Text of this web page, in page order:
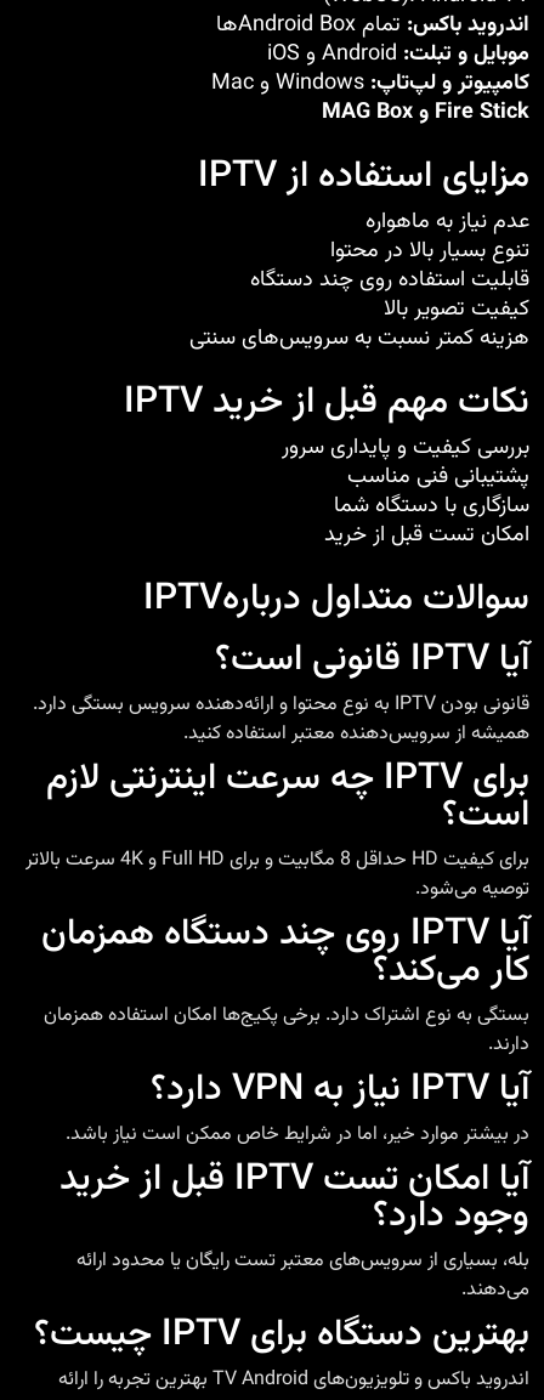
اندروید باکس: تمام Android Boxها
موبایل و تبلت:
کامپیوتر و لپ‌تاپ:
Fire Stick و MAG Box
مزایای استفاده از IPTV
عدم نیاز به ماهواره
تنوع بسیار بالا در محتوا
قابلیت استفاده روی چند دستگاه
کیفیت تصویر بالا
هزینه کمتر نسبت به سرویس‌های سنتی
نکات مهم قبل از خرید IPTV
بررسی کیفیت و پایداری سرور
پشتیبانی فنی مناسب
سازگاری با دستگاه شما
امکان تست قبل از خرید
سوالات متداول دربارهIPTV
آیا IPTV قانونی است؟
قانونی بودن IPTV به نوع محتوا و ارائه‌دهنده سرویس بستگی دارد.
همیشه از سرویس‌دهنده معتبر استفاده کنید.
برای IPTV چه سرعت اینترنتی لازم
است؟
برای کیفیت HD حداقل 8 مگابیت و برای Full HD و 4K سرعت بالاتر
توصیه می‌شود.
آیا IPTV روی چند دستگاه همزمان
کار می‌کند؟
بستگی به نوع اشتراک دارد. برخی پکیج‌ها امکان استفاده همزمان
دارند.
آیا IPTV نیاز به VPN دارد؟
در بیشتر موارد خیر، اما در شرایط خاص ممکن است نیاز باشد.
آیا امکان تست IPTV قبل از خرید
وجود دارد؟
بله، بسیاری از سرویس‌های معتبر تست رایگان یا محدود ارائه
می‌دهند.
بهترین دستگاه برای IPTV چیست؟
اندروید باکسو تلویزیون‌های Android
TV بهترین تجربه را ارائه